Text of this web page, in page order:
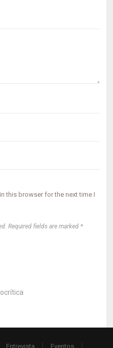
this browser for the next time I
Required fields are marked *
Entrevista Eventos